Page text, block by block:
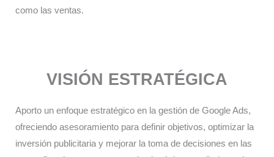
como las ventas.​
VISIÓN ESTRATÉGICA
Aporto un enfoque estratégico en la gestión de Google Ads,
ofreciendo asesoramiento para definir objetivos, optimizar la
inversión publicitaria y mejorar la toma de decisiones en las